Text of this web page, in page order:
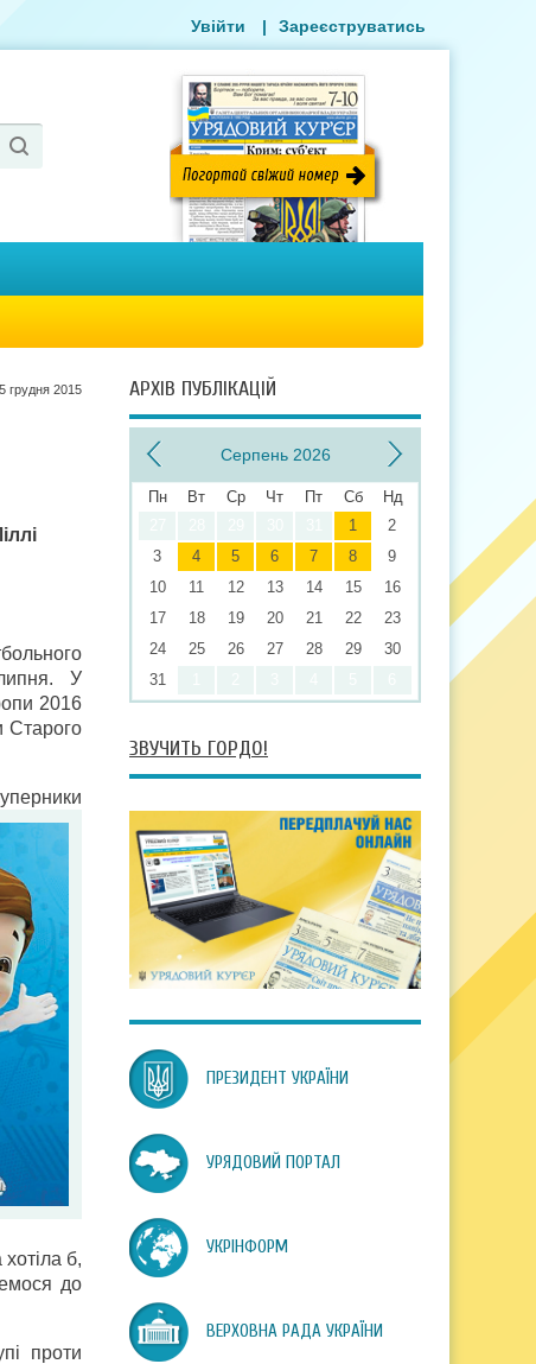
Увійти | Зареєструватись
грудня 2015
липня. У
2016
Старого
б,
до
проти
АРХІВ ПУБЛІКАЦІЙ
Серпень 2026
Пн Вт Ср Чт Пт Сб
Нд
1
2
3
4 5 6 7 8
9
10
11 12 13 14 15
16
17
18 19 20 21 22
23
24
25 26 27 28 29
30
31
ЗВУЧИТЬ ГОРДО!
ПРЕЗИДЕНТ УКРАЇНИ
УРЯДОВИЙ ПОРТАЛ
УКРІНФОРМ
ВЕРХОВНА РАДА УКРАЇНИ